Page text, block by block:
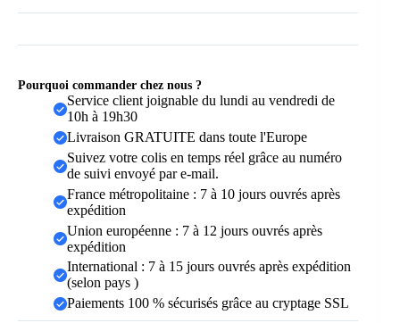
Pourquoi commander chez nous ?
Service client joignable du lundi au vendredi de
10h à 19h30
Livraison GRATUITE dans toute l'Europe
Suivez votre colis en temps réel grâce au numéro
de suivi envoyé par e-mail.
France métropolitaine : 7 à 10 jours ouvrés après
expédition
Union européenne : 7 à 12 jours ouvrés après
expédition
International : 7 à 15 jours ouvrés après expédition
(selon pays )
Paiements 100 % sécurisés grâce au cryptage SSL